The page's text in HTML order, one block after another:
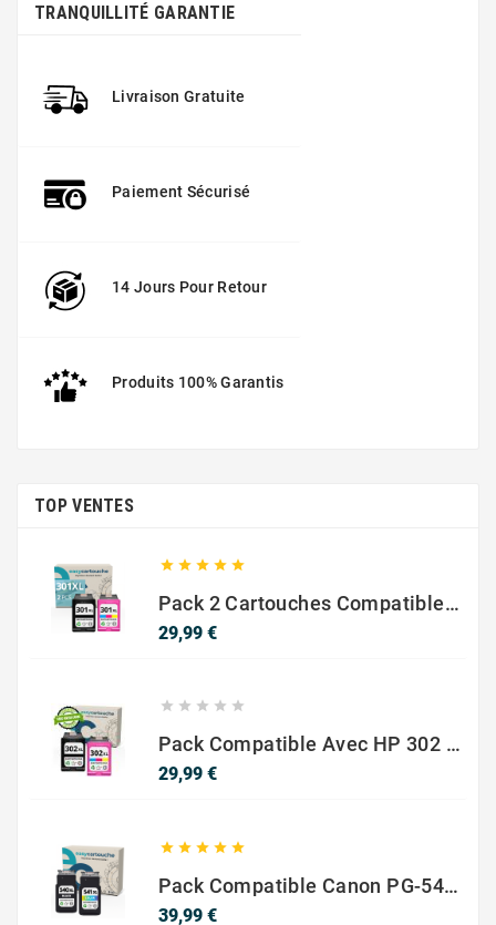
TRANQUILLITÉ GARANTIE
Livraison Gratuite
Paiement Sécurisé
14 Jours Pour Retour
Produits 100% Garantis
TOP VENTES
    
Pack 2 Cartouches Compatible Avec HP 301 XL Noir Et Couleur
29,99 €Prix
    
Pack Compatible Avec HP 302 XL Noir Et Couleur - SANS NIVEAU ENCRE
29,99 €Prix
    
Pack Compatible Canon PG-540 XL / CL-541 XL – Noir & Couleur – Haute Capacité
39,99 €Prix